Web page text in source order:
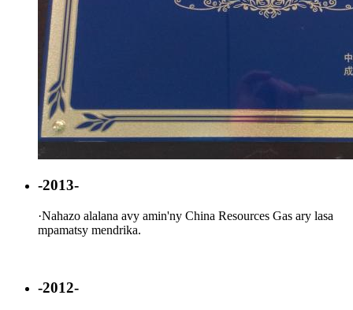
-2013-
·Nahazo alalana avy amin'ny China Resources Gas ary lasa
mpamatsy mendrika.
-2012-